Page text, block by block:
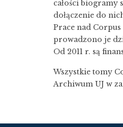
całości biogramy
dołączenie do
Prace nad
prowadzono je
Od 2011 r. są
Wszystkie tomy
Archiwum UJ w